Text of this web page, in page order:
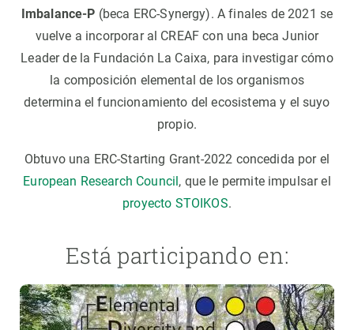
Imbalance-P (beca ERC-Synergy). A finales de 2021 se
vuelve a incorporar al CREAF con una beca Junior
Leader de la Fundación La Caixa, para investigar cómo
la composición elemental de los organismos
determina el funcionamiento del ecosistema y el suyo
propio.
Obtuvo una ERC-Starting Grant-2022 concedida por el
European Research Council, que le permite impulsar el
proyecto STOIKOS.
Está participando en: